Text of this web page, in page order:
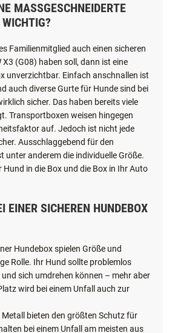
MASSGESCHNEIDERTE H
Familienmitglied auch einen sicheren
X3 (G08) haben soll, dann ist eine
unverzichtbar. Einfach anschnallen ist
auch diverse Gurte für Hunde sind bei
sicher. Das haben bereits viele
Transportboxen weisen hingegen
auf. Jedoch ist nicht jede
Ausschlaggebend für den
unter anderem die individuelle Größe.
Hund in die Box und die Box in Ihr Auto
EINER SICHEREN HUNDEBOX
Hundebox spielen Größe und
Rolle. Ihr Hund sollte problemlos
sich umdrehen können – mehr aber
wird bei einem Unfall auch zur
Metall bieten den größten Schutz für
bei einem Unfall am meisten aus